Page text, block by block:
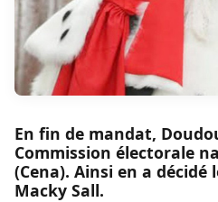
En fin de mandat,
Commission électorale
(Cena). Ainsi en a décidé
Macky Sall.